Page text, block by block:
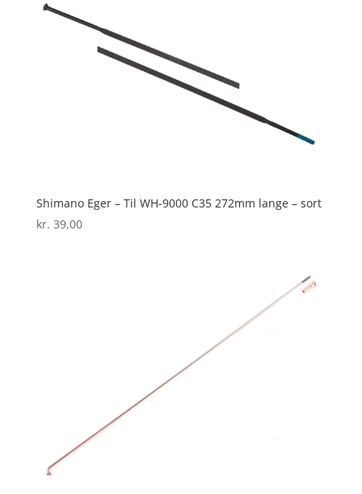
Shimano Eger – Til WH-9000 C35 272mm lange – sort
kr. 39,00